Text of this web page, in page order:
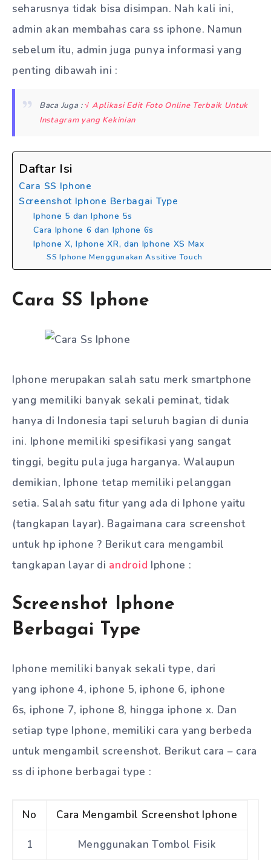
seharusnya tidak bisa disimpan. Nah kali ini,
admin akan membahas cara ss iphone. Namun
sebelum itu, admin juga punya informasi yang
penting dibawah ini :
Baca Juga :√ Aplikasi Edit Foto Online Terbaik Untuk
Instagram yang Kekinian
Daftar Isi
Cara SS Iphone
Screenshot Iphone Berbagai Type
Iphone 5 dan Iphone 5s
Cara Iphone 6 dan Iphone 6s
Iphone X, Iphone XR, dan Iphone XS Max
SS Iphone Menggunakan Assitive Touch
Cara SS Iphone
Iphone merupakan salah satu merk smartphone
yang memiliki banyak sekali peminat, tidak
hanya di Indonesia tapi seluruh bagian di dunia
ini. Iphone memiliki spesifikasi yang sangat
tinggi, begitu pula juga harganya. Walaupun
demikian, Iphone tetap memiliki pelanggan
setia. Salah satu fitur yang ada di Iphone yaitu
(tangkapan layar). Bagaimana cara screenshot
untuk hp iphone ? Berikut cara mengambil
tangkapan layar di android Iphone :
Screenshot Iphone
Berbagai Type
Iphone memiliki banyak sekali type, dari
yang iphone 4, iphone 5, iphone 6, iphone
6s, iphone 7, iphone 8, hingga iphone x. Dan
setiap type Iphone, memiliki cara yang berbeda
untuk mengambil screenshot. Berikut cara – cara
ss di iphone berbagai type :
No Cara Mengambil Screenshot Iphone
1 Menggunakan Tombol Fisik